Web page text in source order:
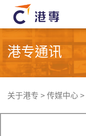
港专通讯
关于港专 >传媒中心>